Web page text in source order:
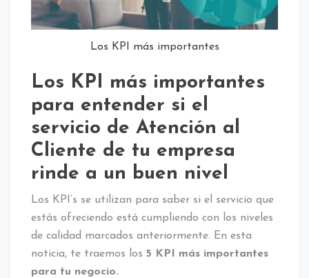
Los KPI más importantes
Los KPI más importantes
para entender si el
servicio de Atención al
Cliente de tu empresa
rinde a un buen nivel
Los KPI’s se utilizan para saber si el servicio que
estás ofreciendo está cumpliendo con los niveles
de calidad marcados anteriormente. En esta
noticia, te traemos los 5 KPI más importantes
para tu negocio.